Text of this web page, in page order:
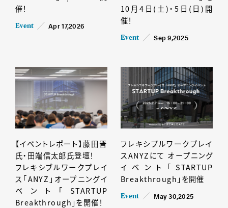
催！
Event Apr 17,2026
10月4日(土)・5日(日)開
催！
Event Sep 9,2025
【イベントレポート】藤田晋
氏・田端信太郎氏登壇！
フレキシブルワークプレイ
ス「ANYZ」オープニングイ
ベント「STARTUP
Breakthrough」を開催！
フレキシブルワークプレイ
スANYZにて オープニング
イベント「STARTUP
Breakthrough」を開催
Event May 30,2025